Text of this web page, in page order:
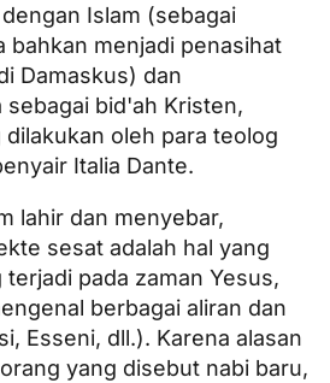
Islam (sebagai
bahkan menjadi penasihat
Damaskus) dan
bid'ah Kristen,
dilakukan oleh para teolog
Italia Dante.
lahir dan menyebar,
sesat adalah hal yang
pada zaman Yesus,
berbagai aliran dan
Esseni, dll.). Karena alasan
yang disebut nabi baru,